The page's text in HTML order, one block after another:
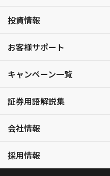
投資情報
お客様サポート
キャンペーン一覧
証券用語解説集
会社情報
採用情報